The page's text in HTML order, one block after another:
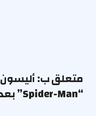
متعلق ب:
“Spider-Man” بعد أشهر من وفاة Twitch